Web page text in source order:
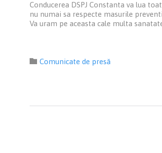
Conducerea DSPJ Constanta va lua
nu numai sa respecte masurile
Va uram pe aceasta cale multa
 Category
Comunicate de presă